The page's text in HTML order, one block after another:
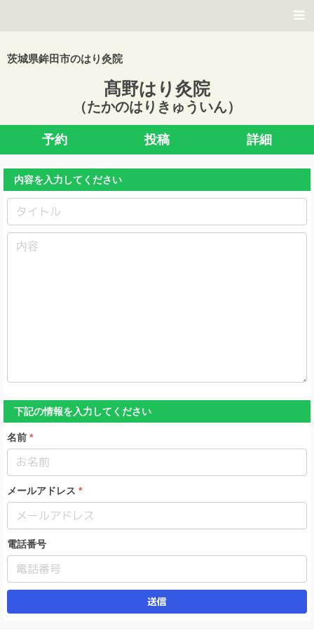
茨城県鉾田市のはり灸院
髙野はり灸院
（たかのはりきゅういん）
予約 投稿 詳細
内容を入力してください
ト
下記の情報を入力してください
名前
メールアドレス
電話番号